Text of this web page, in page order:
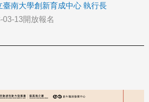
臺南大學創新育成中心 執行長
03-13開放報名